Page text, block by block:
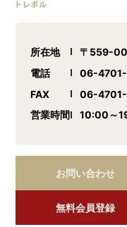
所在地
〒559-
電話
06-
FAX
06-
営業時間
10:00～
お問い合わせ
無料会員登録